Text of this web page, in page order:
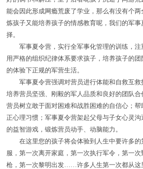
能会因此形成网瘾荒废了学业，那么有没有个
炼孩子又能培养孩子的情感教育呢，我们的军
择。
军事夏令营，实行全军事化管理的训练，注
用严格的组织纪律体系要求孩子，培养孩子的
的体验下正规的军营生活。
军事夏令营强调对营员进行体能和自救互救
培养营员坚强、刚毅的军人品质和良好的团队
营员树立敢于面对困难和战胜困难的自信心；
正心理习惯；军事夏令营架起父母与子女心灵
的益智游戏，锻炼营员动手、动脑能力。
在这里您的孩子将会体验到人生中要许多的
服，第一次离开家庭，第一次执行军令，第一
枪，第一次黎明出发……许多人生第一次都从这